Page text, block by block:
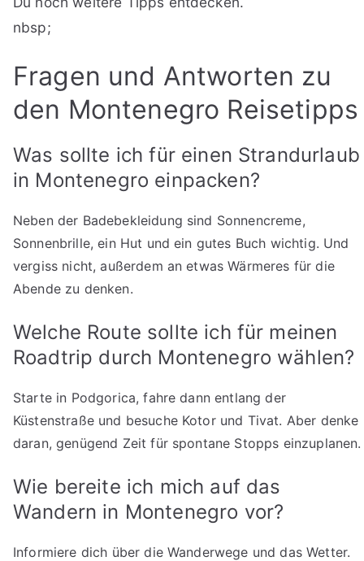
nbsp;
Fragen und Antworten zu
den Montenegro Reisetipps
Was sollte ich für einen Strandurlaub
in Montenegro einpacken?
Neben der Badebekleidung sind Sonnencreme,
Sonnenbrille, ein Hut und ein gutes Buch wichtig. Und
vergiss nicht, außerdem an etwas Wärmeres für die
Abende zu denken.
Welche Route sollte ich für meinen
Roadtrip durch Montenegro wählen?
Starte in Podgorica, fahre dann entlang der
Küstenstraße und besuche Kotor und Tivat. Aber denke
daran, genügend Zeit für spontane Stopps einzuplanen.
Wie bereite ich mich auf das
Wandern in Montenegro vor?
Informiere dich über die Wanderwege und das Wetter.